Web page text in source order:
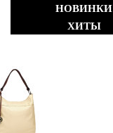
НОВИНКИ
ХИТЫ